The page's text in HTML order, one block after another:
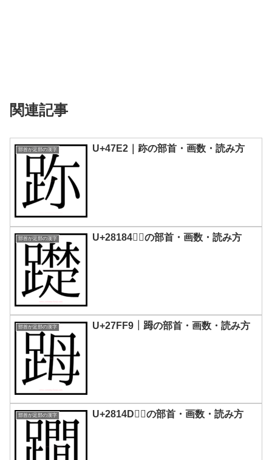
関連記事
部首が足部の漢字 U+47E2｜䟢の部首・画数・読み方
部首が足部の漢字 U+28184｜𨆄の部首・画数・読み方
部首が足部の漢字 U+27FF9｜𧿹の部首・画数・読み方
部首が足部の漢字 U+2814D｜𨅍の部首・画数・読み方